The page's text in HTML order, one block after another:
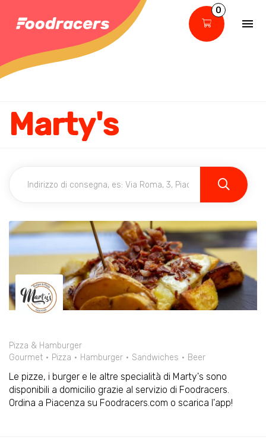
0
Marty's
Pizza & Hamburger
Gourmet
Pizza Hamburger Sandwiches Beer
Le pizze, i burger e le altre specialità di Marty's sono
disponibili a domicilio grazie al servizio di Foodracers.
Ordina a Piacenza su Foodracers.com o scarica l'app!